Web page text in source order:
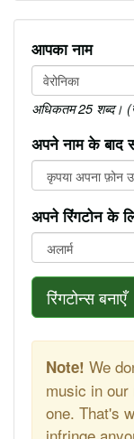
आपका नाम
अधिकतम 25 शब्द।
अपने नाम के
अपने रिंगटोन के
रिंगटोन्स बनाएँ
Note! We
music in
one. That's
infringe